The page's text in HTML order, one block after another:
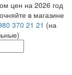
цен на 2026 год
в магазине
370 21 21 (на